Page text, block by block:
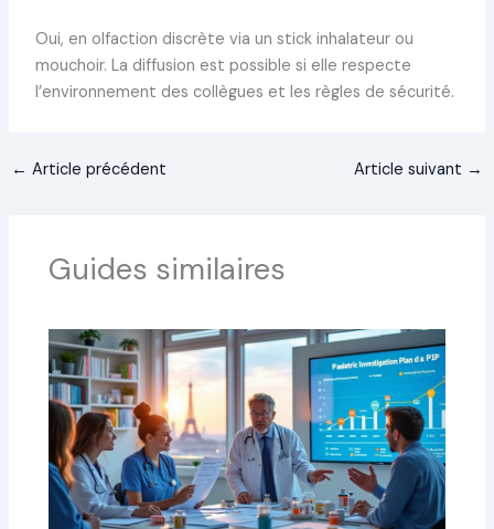
Oui, en olfaction discrète via un stick inhalateur ou
mouchoir. La diffusion est possible si elle respecte
l’environnement des collègues et les règles de sécurité.
← Article précédent Article suivant →
Guides similaires